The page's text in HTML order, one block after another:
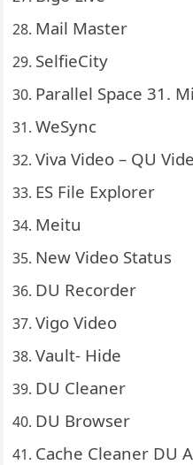
Mail Master
SelfieCity
Parallel Space 31.
WeSync
Viva Video – QU
ES File Explorer
Meitu
New Video Status
DU Recorder
Vigo Video
Vault- Hide
DU Cleaner
DU Browser
Cache Cleaner DU